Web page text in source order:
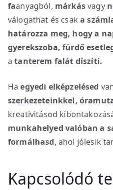
faanyagból, márkásvagy
válogathat és csaka
határozza meg, hogy a
gyerekszoba, fürdő
atanterem falát díszíti.
Haegyedi elképzelésed
szerkezeteinkkel,
kreativitásod
munkahelyed valóban a
formálhasd, ahol jólesik
Kapcsolódó